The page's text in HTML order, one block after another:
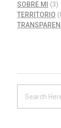
SOBRE MI
(3)
TERRITORIO